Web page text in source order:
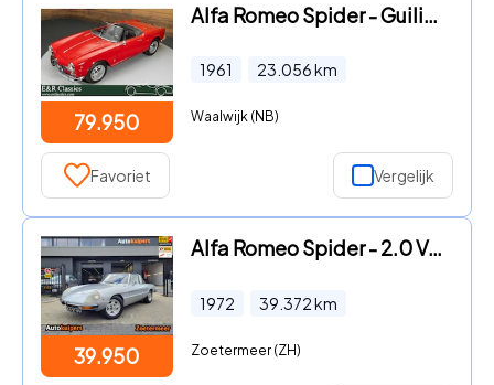
79.950
Alfa Romeo Spider - Guilietta Cabriolet - 1961
1961 23.056km
Waalwijk (NB)
Favoriet Vergelijk
39.950
Alfa Romeo Spider - 2.0 Veloce
1972 39.372km
Zoetermeer (ZH)